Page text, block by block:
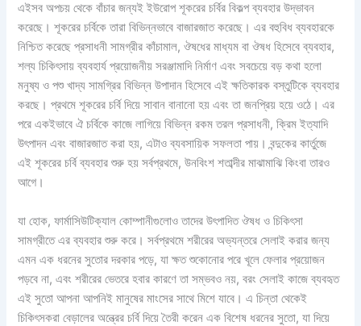
এইসব অপচয় থেকে বাঁচার জন্যই ইউরোপ শূকরের চর্বির বিকল্প ব্যবহার উদ্ভাবন
করেছে। শূকরের চর্বিকে তারা বিভিন্নভাবে বাজারজাত করেছে। এর বহুবিধ ব্যবহারকে
নিশ্চিত করেছে প্রসাধনী সামগ্রীর কাঁচামাল, ঔষধের মাধ্যম বা ঔষধ হিসেবে ব্যবহার,
শল্য চিকিৎসায় ব্যবহার্য প্রয়োজনীয় সরঞ্জামাদি নির্মাণ এবং সবচেয়ে বড় কথা হলো
মনুষ্য ও পশু খাদ্য সামগ্রির বিভিন্ন উপাদান হিসেবে এই ক্ষতিকারক বস্তুটিকে ব্যবহার
করছে। প্রথমে শূকরের চর্বি দিয়ে সাবান বানানো হয় এবং তা জনপ্রিয় হয়ে ওঠে। এর
পরে একইভাবে ঐ চর্বিকে কাজে লাগিয়ে বিভিন্ন রকম তরল প্রসাধনী, ক্রিম ইত্যাদি
উৎপাদন এবং বাজারজাত করা হয়, এটাও ব্যবসায়িক সফলতা পায়। বন্দুকের কার্তুজে
এই শূকরের চর্বি ব্যবহার শুরু হয় সর্বপ্রথমে, উনবিংশ শতাব্দীর মাঝামাঝি কিংবা তারও
আগে।
যা হোক, ফার্মাসিউটিক্যাল কোম্পানীগুলোও তাদের উৎপাদিত ঔষধ ও চিকিৎসা
সামগ্রীতে এর ব্যবহার শুরু করে। সর্বপ্রথমে শরীরের অভ্যন্তরে সেলাই করার জন্য
এমন এক ধরনের সুতোর দরকার পড়ে, যা ক্ষত শুকোনোর পরে খূলে ফেলার প্রয়োজন
পড়বে না, এবং শরীরের ভেতরে হবার কারণে তা সম্ভবও নয়, বরং সেলাই কাজে ব্যবহৃত
এই সুতো আপনা আপনিই মানুষের মাংসের সাথে মিশে যাবে। এ চিন্তা থেকেই
চিকিৎসকরা বেড়ালের অন্ত্রের চর্বি দিয়ে তৈরী করেন এক বিশেষ ধরনের সুতো, যা দিয়ে